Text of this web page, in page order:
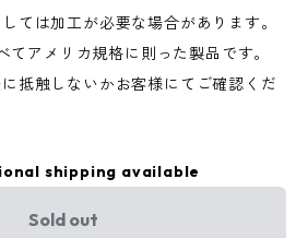
ては加工が必要な場合があります。
てアメリカ規格に則った製品です。
抵触しないかお客様にてご確認くだ
shipping available
Sold out